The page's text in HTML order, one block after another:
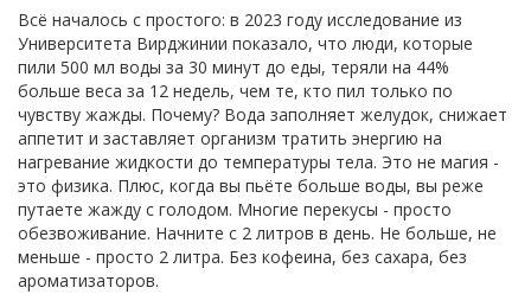
Всё началось с простого: в 2023 году исследование из
Университета Вирджинии показало, что люди, которые
пили 500 мл воды за 30 минут до еды, теряли на 44%
больше веса за 12 недель, чем те, кто пил только по
чувству жажды. Почему? Вода заполняет желудок, снижает
аппетит и заставляет организм тратить энергию на
нагревание жидкости до температуры тела. Это не магия -
это физика. Плюс, когда вы пьёте больше воды, вы реже
путаете жажду с голодом. Многие перекусы - просто
обезвоживание. Начните с 2 литров в день. Не больше, не
меньше - просто 2 литра. Без кофеина, без сахара, без
ароматизаторов.